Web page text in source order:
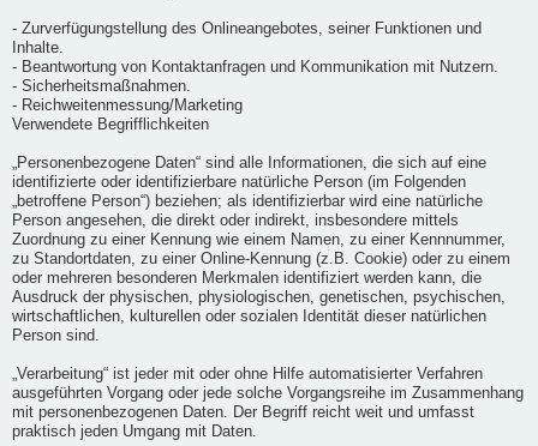
- Zurverfügungstellung des Onlineangebotes, seiner Funktionen und
Inhalte.
- Beantwortung von Kontaktanfragen und Kommunikation mit Nutzern.
- Sicherheitsmaßnahmen.
- Reichweitenmessung/Marketing
Verwendete Begrifflichkeiten
„Personenbezogene Daten“ sind alle Informationen, die sich auf eine
identifizierte oder identifizierbare natürliche Person (im Folgenden
„betroffene Person“) beziehen; als identifizierbar wird eine natürliche
Person angesehen, die direkt oder indirekt, insbesondere mittels
Zuordnung zu einer Kennung wie einem Namen, zu einer Kennnummer,
zu Standortdaten, zu einer Online-Kennung (z.B. Cookie) oder zu einem
oder mehreren besonderen Merkmalen identifiziert werden kann, die
Ausdruck der physischen, physiologischen, genetischen, psychischen,
wirtschaftlichen, kulturellen oder sozialen Identität dieser natürlichen
Person sind.
„Verarbeitung“ ist jeder mit oder ohne Hilfe automatisierter Verfahren
ausgeführten Vorgang oder jede solche Vorgangsreihe im Zusammenhang
mit personenbezogenen Daten. Der Begriff reicht weit und umfasst
praktisch jeden Umgang mit Daten.